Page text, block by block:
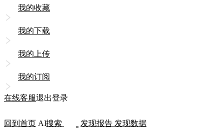
我的收藏
我的下载
我的上传
我的订阅
在线客服退出登录
回到首页 AI搜索 发现报告 发现数据